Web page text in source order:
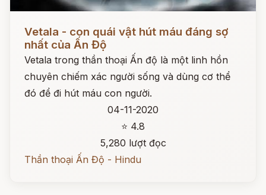
Vetala - con quái vật hút máu đáng sợ
nhất của Ấn Độ
Vetala trong thần thoại Ấn độ là một linh hồn
chuyên chiếm xác người sống và dùng cơ thể
đó để đi hút máu con người.
04-11-2020
⭐ 4.8
5,280 lượt đọc
Thần thoại Ấn Độ - Hindu